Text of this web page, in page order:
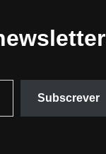
Subscrever